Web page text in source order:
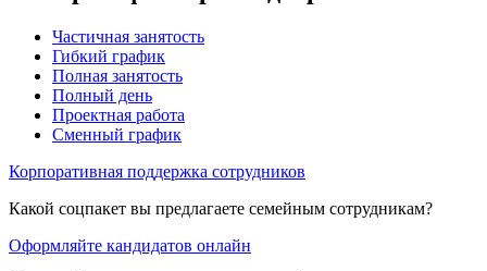
Частичная занятость
Гибкий график
Полная занятость
Полный день
Проектная работа
Сменный график
Корпоративная поддержка сотрудников
Какой соцпакет вы предлагаете семейным сотрудникам?
Оформляйте кандидатов онлайн